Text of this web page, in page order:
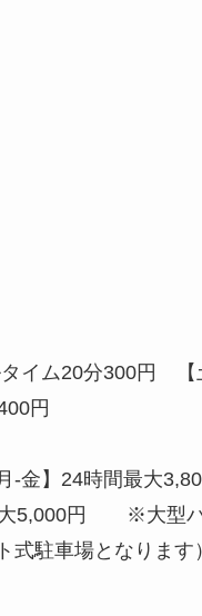
タイム20分300円 【
円
-金】24時間最大
大5,000円 ※大型バ
式駐車場となります）